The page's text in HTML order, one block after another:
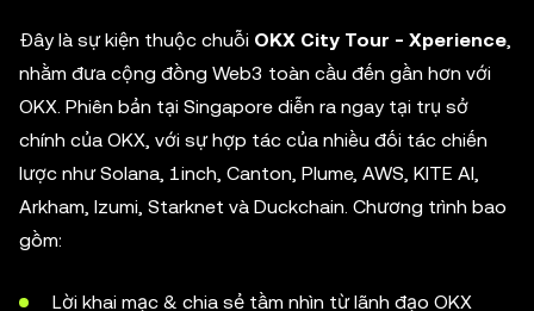
Đây là sự kiện thuộc chuỗi OKX City Tour - Xperience,
nhằm đưa cộng đồng Web3 toàn cầu đến gần hơn với
OKX. Phiên bản tại Singapore diễn ra ngay tại trụ sở
chính của OKX, với sự hợp tác của nhiều đối tác chiến
lược như Solana, 1inch, Canton, Plume, AWS, KITE AI,
Arkham, Izumi, Starknet và Duckchain. Chương trình bao
gồm:
Lời khai mạc & chia sẻ tầm nhìn từ lãnh đạo OKX